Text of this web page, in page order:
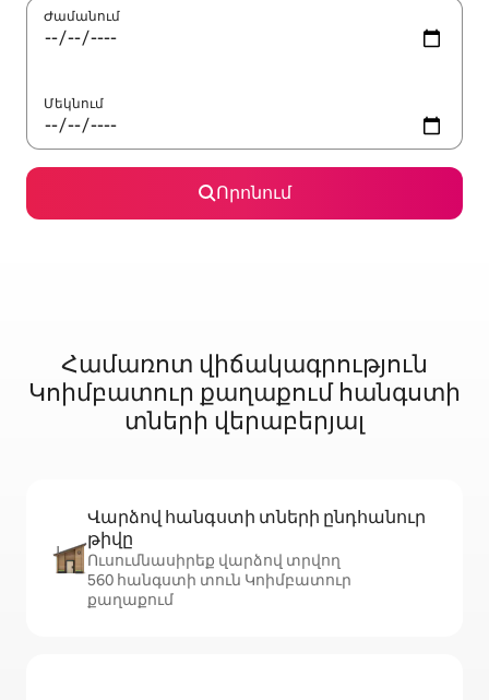
Ժամանում
Մեկնում
Որոնում
Համառոտ վիճակագրություն
Կոիմբատուր քաղաքում հանգստի
տների վերաբերյալ
Վարձով հանգստի տների ընդհանուր
թիվը
Ուսումնասիրեք վարձով տրվող
560 հանգստի տուն Կոիմբատուր
քաղաքում